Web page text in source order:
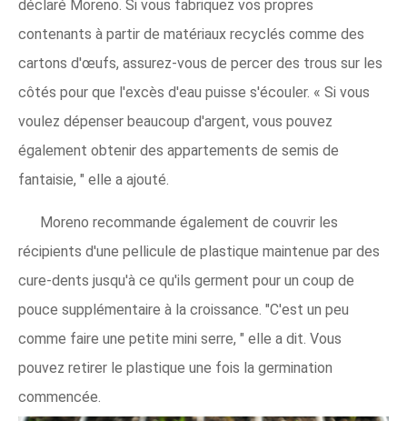
déclaré Moreno. Si vous fabriquez vos propres
contenants à partir de matériaux recyclés comme des
cartons d'œufs, assurez-vous de percer des trous sur les
côtés pour que l'excès d'eau puisse s'écouler. « Si vous
voulez dépenser beaucoup d'argent, vous pouvez
également obtenir des appartements de semis de
fantaisie, " elle a ajouté.
Moreno recommande également de couvrir les
récipients d'une pellicule de plastique maintenue par des
cure-dents jusqu'à ce qu'ils germent pour un coup de
pouce supplémentaire à la croissance. "C'est un peu
comme faire une petite mini serre, " elle a dit. Vous
pouvez retirer le plastique une fois la germination
commencée.